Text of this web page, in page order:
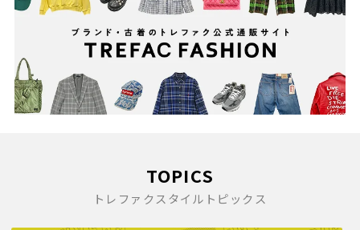
TOPICS
トレファクスタイルトピックス